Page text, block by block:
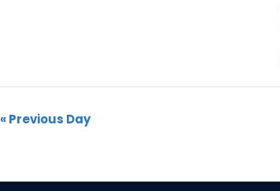
Día
«Previous Day